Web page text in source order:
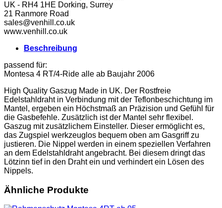
Einsteller
schwarz
Menge
UK - RH4 1HE Dorking, Surrey
21 Ranmore Road
sales@venhill.co.uk
www.venhill.co.uk
Beschreibung
passend für:
Montesa 4 RT/4-Ride alle ab Baujahr 2006
High Quality Gaszug Made in UK. Der Rostfreie
Edelstahldraht in Verbindung mit der Teflonbeschichtung im
Mantel, ergeben ein Höchstmaß an Präzision und Gefühl für
die Gasbefehle. Zusätzlich ist der Mantel sehr flexibel.
Gaszug mit zusätzlichem Einsteller. Dieser ermöglicht es,
das Zugspiel werkzeuglos bequem oben am Gasgriff zu
justieren. Die Nippel werden in einem speziellen Verfahren
an dem Edelstahldraht angebracht. Bei diesem dringt das
Lötzinn tief in den Draht ein und verhindert ein Lösen des
Nippels.
Ähnliche Produkte